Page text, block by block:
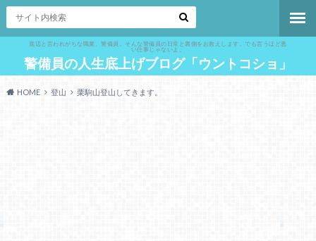
底辺と言われがちな職業、警備員。そんな警備員の日常と裏側をお教えします。でも言うほど悪
い仕事じゃないよ。
警備員の人生底上げブログ「ウントコショ」
HOME 登山 栗駒山登山してきます。